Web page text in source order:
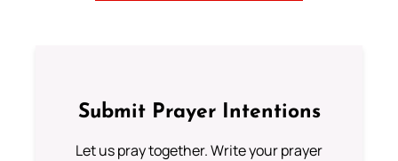
Submit Prayer Intentions
Let us pray together. Write your prayer